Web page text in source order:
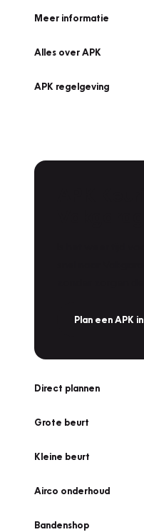
Meer informatie
Alles over APK
APK regelgeving
Plan een APK in
Direct plannen
Grote beurt
Kleine beurt
Airco onderhoud
Bandenshop